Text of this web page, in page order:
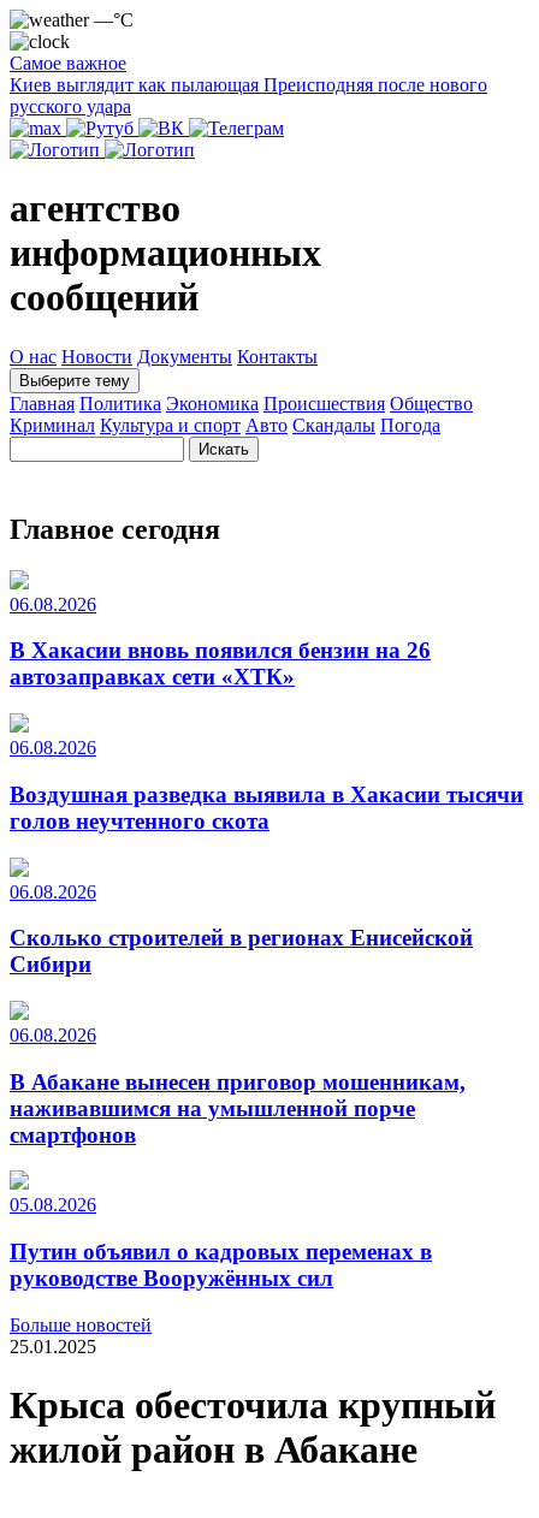
—°C
Самое важное
Киев выглядит как пылающая Преисподняя после нового
русского удара
агентство
информационных
сообщений
О нас Новости Документы Контакты
Выберите тему
Главная Политика Экономика Происшествия Общество
Криминал Культура и спорт Авто Скандалы Погода
Главное сегодня
06.08.2026
В Хакасии вновь появился бензин на 26
автозаправках сети «ХТК»
06.08.2026
Воздушная разведка выявила в Хакасии тысячи
голов неучтенного скота
06.08.2026
Сколько строителей в регионах Енисейской
Сибири
06.08.2026
В Абакане вынесен приговор мошенникам,
наживавшимся на умышленной порче
смартфонов
05.08.2026
Путин объявил о кадровых переменах в
руководстве Вооружённых сил
Больше новостей
25.01.2025
Крыса обесточила крупный
жилой район в Абакане